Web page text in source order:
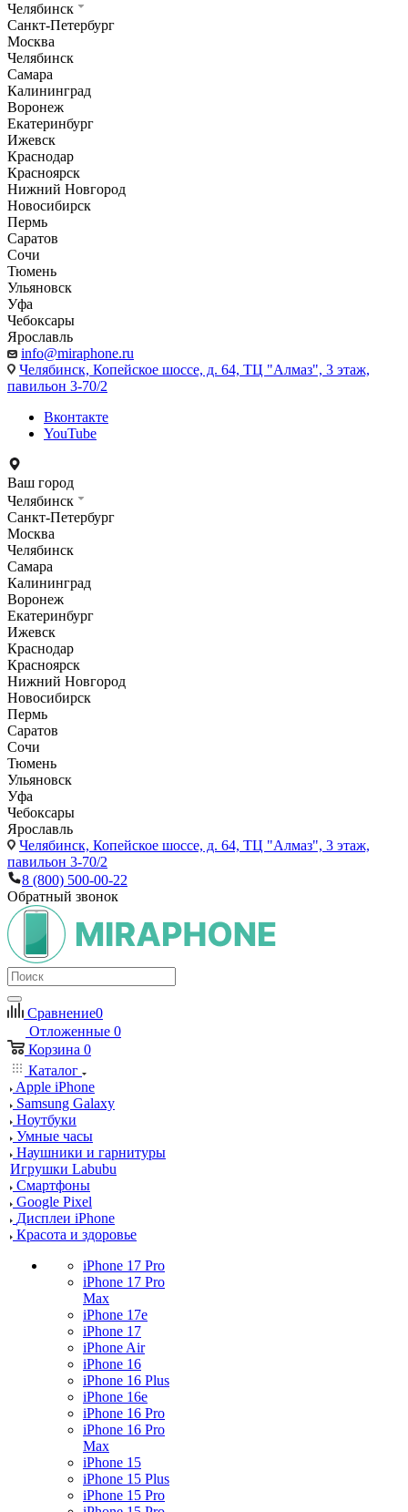
Челябинск
Санкт-Петербург
Москва
Челябинск
Самара
Калининград
Воронеж
Екатеринбург
Ижевск
Краснодар
Красноярск
Нижний Новгород
Новосибирск
Пермь
Саратов
Сочи
Тюмень
Ульяновск
Уфа
Чебоксары
Ярославль
info@miraphone.ru
Челябинск, Копейское шоссе, д. 64, ТЦ "Алмаз", 3 этаж,
павильон 3-70/2
Вконтакте
YouTube
Ваш город
Челябинск
Санкт-Петербург
Москва
Челябинск
Самара
Калининград
Воронеж
Екатеринбург
Ижевск
Краснодар
Красноярск
Нижний Новгород
Новосибирск
Пермь
Саратов
Сочи
Тюмень
Ульяновск
Уфа
Чебоксары
Ярославль
Челябинск, Копейское шоссе, д. 64, ТЦ "Алмаз", 3 этаж,
павильон 3-70/2
8 (800) 500-00-22
Обратный звонок
Сравнение0
Отложенные 0
Корзина 0
Каталог
Apple iPhone
Samsung Galaxy
Ноутбуки
Умные часы
Наушники и гарнитуры
Игрушки Labubu
Смартфоны
Google Pixel
Дисплеи iPhone
Красота и здоровье
iPhone 17 Pro
iPhone 17 Pro
Max
iPhone 17e
iPhone 17
iPhone Air
iPhone 16
iPhone 16 Plus
iPhone 16e
iPhone 16 Pro
iPhone 16 Pro
Max
iPhone 15
iPhone 15 Plus
iPhone 15 Pro